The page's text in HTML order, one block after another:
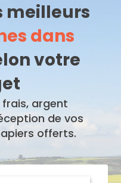
meilleurs
dans
votre
argent
de vos
offerts.